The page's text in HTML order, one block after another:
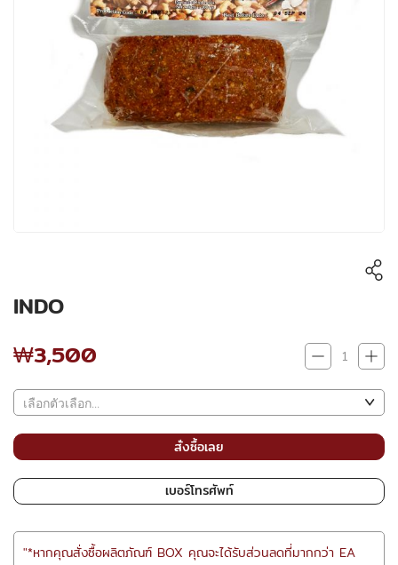
INDO
₩3,500
₩3,500
สั่งซื้อเลย
เบอร์โทรศัพท์
"*หากคุณสั่งซื้อผลิตภัณฑ์ BOX คุณจะได้รับส่วนลดที่มากกว่า EA